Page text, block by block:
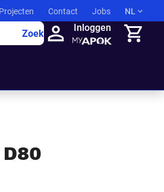
Projecten Contact Jobs NL
Zoek
Inloggen
D80